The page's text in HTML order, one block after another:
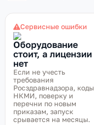
Сервисные ошибки
Оборудование
стоит, а лицензии
нет
Если не учесть
требования
Росздравнадзора, коды
НКМИ, поверку и
перечни по новым
приказам, запуск
срывается на месяцы.